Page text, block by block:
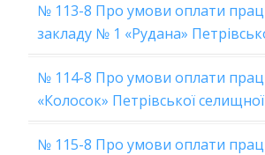
№ 113-8 Про умови оплати
закладу № 1 «Рудана»
№ 114-8 Про умови оплати
«Колосок» Петрівської
№ 115-8 Про умови оплати